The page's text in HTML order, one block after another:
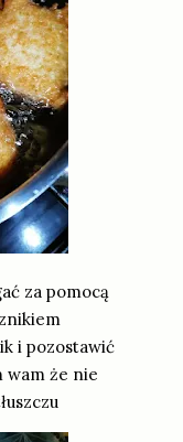
za pomocą
i pozostawić
wam że nie